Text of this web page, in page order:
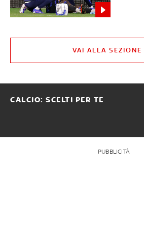
VAI ALLA SEZIONE
CALCIO: SCELTI PER TE
PUBBLICITÀ